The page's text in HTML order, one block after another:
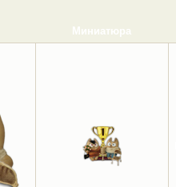
Миниатюра